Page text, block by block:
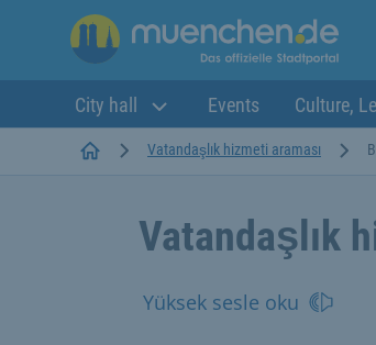
City hall Events Culture,
StartseiteVatandaşlık hizmeti araması
Vatandaşlık
Yüksek sesle oku